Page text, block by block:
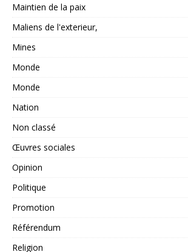
Maintien de la paix
Maliens de l'exterieur,
Mines
Monde
Monde
Nation
Non classé
Œuvres sociales
Opinion
Politique
Promotion
Référendum
Religion